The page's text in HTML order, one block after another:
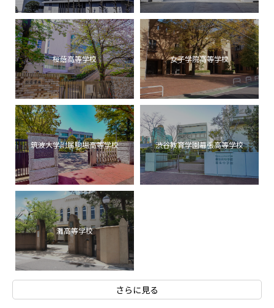
桜蔭高等学校 女子学院高等学校
筑波大学附属駒場高等学校 渋谷教育学園幕張高等学校
灘高等学校
さらに見る